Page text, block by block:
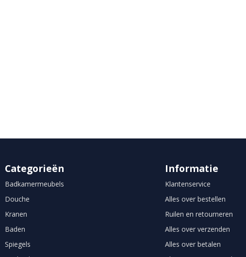
Categorieën
Badkamermeubels
Douche
Kranen
Baden
Spiegels
Informatie
Klantenservice
Alles over bestellen
Ruilen en retourneren
Alles over verzenden
Alles over betalen